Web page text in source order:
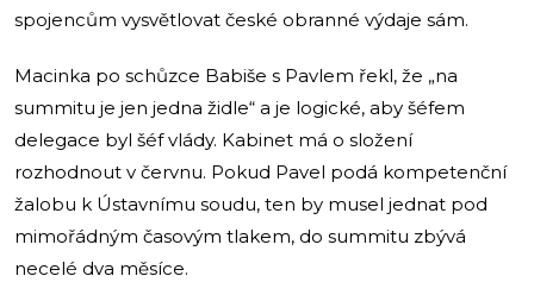
spojencům vysvětlovat české obranné výdaje sám.
Macinka po schůzce Babiše s Pavlem řekl, že „na
summitu je jen jedna židle“ a je logické, aby šéfem
delegace byl šéf vlády. Kabinet má o složení
rozhodnout v červnu. Pokud Pavel podá kompetenční
žalobu k Ústavnímu soudu, ten by musel jednat pod
mimořádným časovým tlakem, do summitu zbývá
necelé dva měsíce.